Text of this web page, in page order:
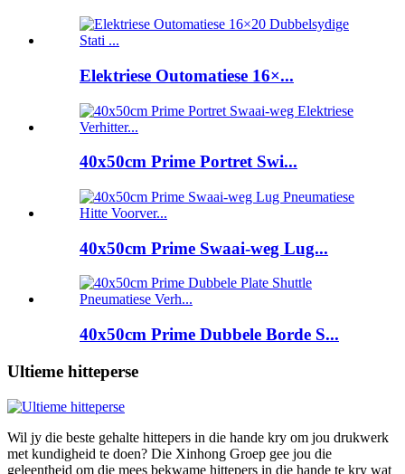
Elektriese Outomatiese 16×...
40x50cm Prime Portret Swi...
40x50cm Prime Swaai-weg Lug...
40x50cm Prime Dubbele Borde S...
Ultieme hitteperse
Wil jy die beste gehalte hittepers in die hande kry om jou drukwerk
met kundigheid te doen? Die Xinhong Groep gee jou die
geleentheid om die mees bekwame hittepers in die hande te kry wat